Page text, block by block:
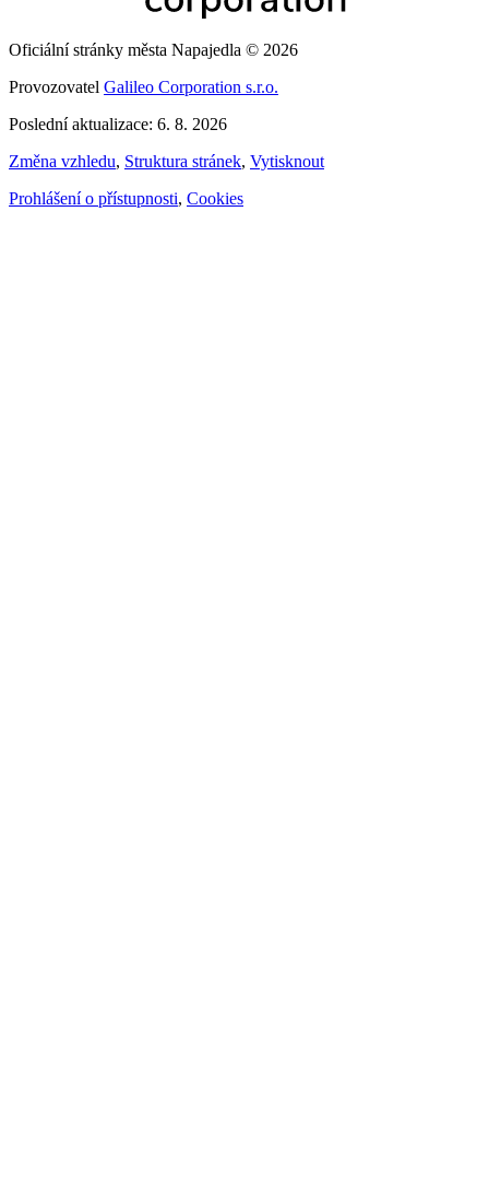
Oficiální stránky města Napajedla © 2026
Provozovatel Galileo Corporation s.r.o.
Poslední aktualizace: 6. 8. 2026
Změna vzhledu, Struktura stránek, Vytisknout
Prohlášení o přístupnosti, Cookies